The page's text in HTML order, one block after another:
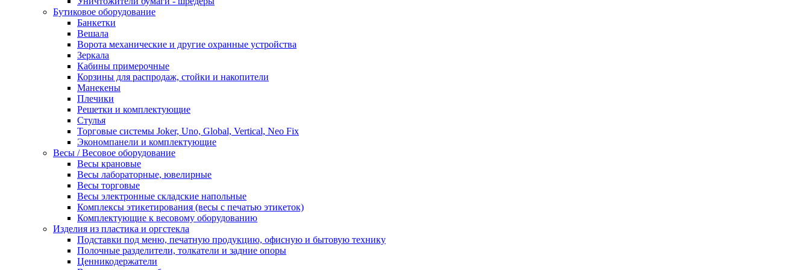
Бутиковое оборудование
Банкетки
Вешала
Ворота механические и другие охранные устройства
Зеркала
Кабины примерочные
Корзины для распродаж, стойки и накопители
Манекены
Плечики
Решетки и комплектующие
Стулья
Торговые системы Joker, Uno, Global, Vertical, Neo Fix
Экономпанели и комплектующие
Весы / Весовое оборудование
Весы крановые
Весы лабораторные, ювелирные
Весы торговые
Весы электронные складские напольные
Комплексы этикетирования (весы с печатью этикеток)
Комплектующие к весовому оборудованию
Изделия из пластика и оргстекла
Подставки под меню, печатную продукцию, офисную и бытовую технику
Полочные разделители, толкатели и задние опоры
Ценникодержатели